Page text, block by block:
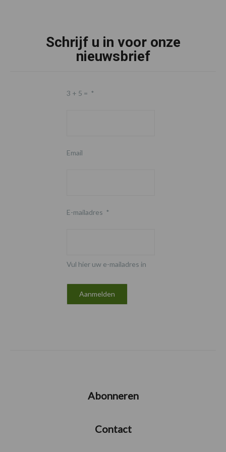
Schrijf u in voor onze
nieuwsbrief
3 + 5 = *
Email
E-mailadres *
Vul hier uw e-mailadres in
Abonneren
Contact